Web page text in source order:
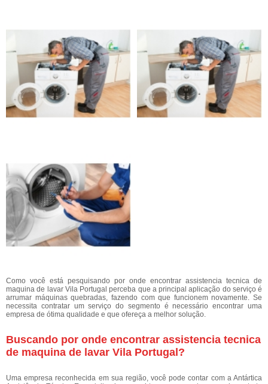
Como você está pesquisando por onde encontrar assistencia tecnica de
maquina de lavar Vila Portugal perceba que a principal aplicação do serviço é
arrumar máquinas quebradas, fazendo com que funcionem novamente. Se
necessita contratar um serviço do segmento é necessário encontrar uma
empresa de ótima qualidade e que ofereça a melhor solução.
Buscando por onde encontrar assistencia tecnica
de maquina de lavar Vila Portugal?
Uma empresa reconhecida em sua região, você pode contar com a Antártica